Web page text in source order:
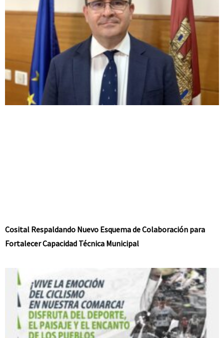
Cosital Respaldando Nuevo Esquema de Colaboración para
Fortalecer Capacidad Técnica Municipal